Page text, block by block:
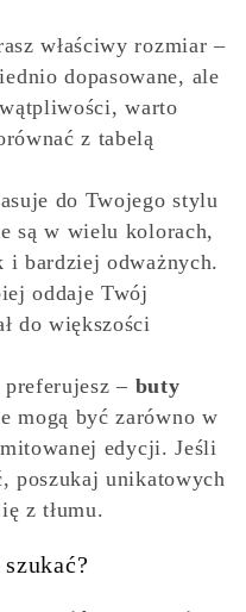
właściwy rozmiar –
dopasowane, ale
warto
z tabelą
do Twojego stylu
są w wielu kolorach,
i bardziej odważnych.
oddaje Twój
do większości
– buty
mogą być zarówno w
edycji. Jeśli
poszukaj unikatowych
z tłumu.